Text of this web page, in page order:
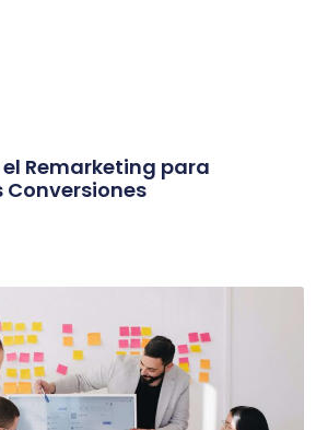
Remarketing para